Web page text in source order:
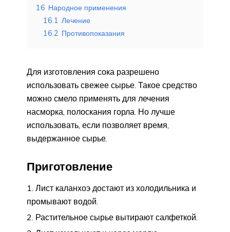
16 Народное применения
16.1 Лечение
16.2 Противопоказания
Для изготовления сока разрешено
использовать свежее сырье. Такое средство
можно смело применять для лечения
насморка, полоскания горла. Но лучше
использовать, если позволяет время,
выдержанное сырье.
Приготовление
Лист каланхоэ достают из холодильника и
промывают водой.
Растительное сырье вытирают салфеткой.